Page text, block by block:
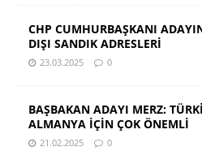
CHP CUMHURBAŞKANI
DIŞI SANDIK ADRESLERİ
23.03.2025 0
BAŞBAKAN ADAYI MERZ:
ALMANYA İÇİN ÇOK ÖNEMLİ
21.02.2025 0